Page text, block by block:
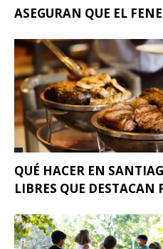
ASEGURAN QUE EL
QUÉ HACER EN
LIBRES QUE DESTACAN